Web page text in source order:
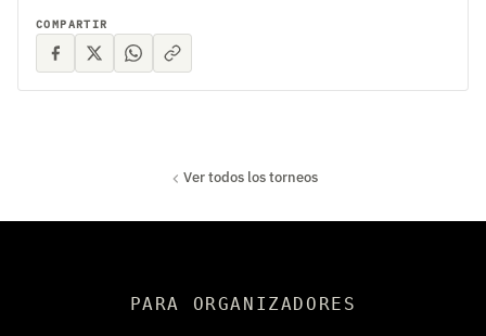
COMPARTIR
Ver todos los torneos
PARA ORGANIZADORES